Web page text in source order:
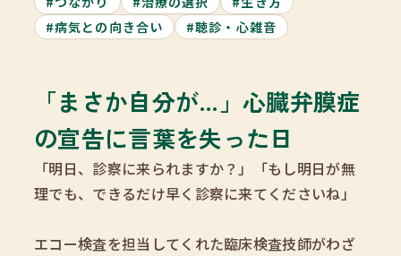
#病気との向き合い
#聴診・心雑音
「まさか自分が…」心臓弁膜症
の宣告に言葉を失った日
「明日、診察に来られますか？」「もし明日が無
理でも、できるだけ早く診察に来てくださいね」
エコー検査を担当してくれた臨床検査技師がわざ